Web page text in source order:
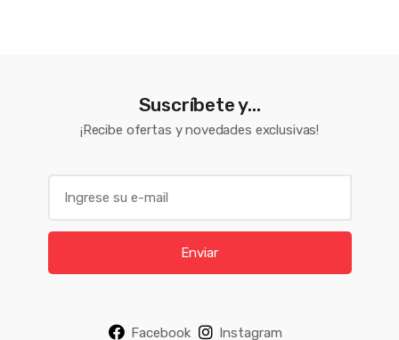
Suscríbete y...
¡Recibe ofertas y novedades exclusivas!
l
Enviar
Facebook Instagram